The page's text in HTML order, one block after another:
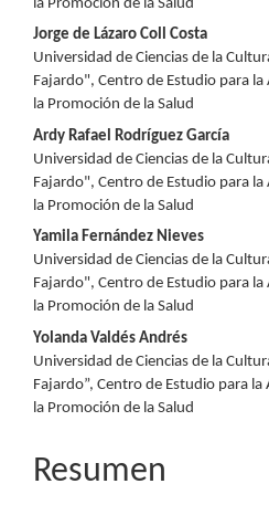
del
artículo
la Promoción de la Salud
Jorge de Lázaro Coll Costa
Universidad de Ciencias de la
Fajardo", Centro de Estudio para
la Promoción de la Salud
Ardy Rafael Rodríguez García
Universidad de Ciencias de la
Fajardo", Centro de Estudio para
la Promoción de la Salud
Yamila Fernández Nieves
Universidad de Ciencias de la
Fajardo", Centro de Estudio para
la Promoción de la Salud
Yolanda Valdés Andrés
Universidad de Ciencias de la
Fajardo”, Centro de Estudio para
la Promoción de la Salud
Resumen